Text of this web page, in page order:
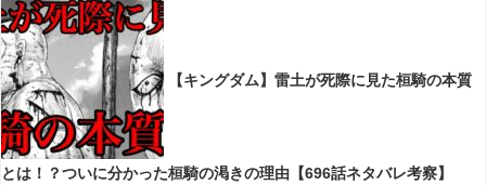
【キングダム】雷土が死際に見た桓騎の本質
とは！？ついに分かった桓騎の渇きの理由【696話ネタバレ考察】